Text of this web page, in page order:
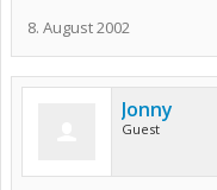
8. August 2002
Jonny
Guest